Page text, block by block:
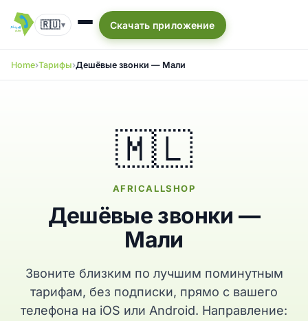
🇷🇺▾ Скачать приложение
Home Тарифы Дешёвые звонки — Мали
🇲🇱
AFRICALLSHOP
Дешёвые звонки —
Мали
Звоните близким по лучшим поминутным
тарифам, без подписки, прямо с вашего
телефона на iOS или Android. Направление: